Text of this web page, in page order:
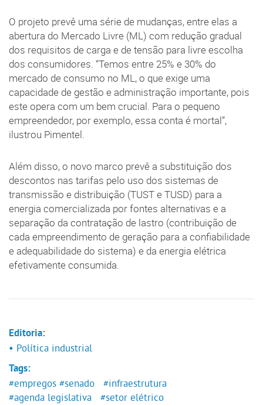
O projeto prevê uma série de mudanças, entre elas a
abertura do Mercado Livre (ML) com redução gradual
dos requisitos de carga e de tensão para livre escolha
dos consumidores. “Temos entre 25% e 30% do
mercado de consumo no ML, o que exige uma
capacidade de gestão e administração importante, pois
este opera com um bem crucial. Para o pequeno
empreendedor, por exemplo, essa conta é mortal”,
ilustrou Pimentel.
Além disso, o novo marco prevê a substituição dos
descontos nas tarifas pelo uso dos sistemas de
transmissão e distribuição (TUST e TUSD) para a
energia comercializada por fontes alternativas e a
separação da contratação de lastro (contribuição de
cada empreendimento de geração para a confiabilidade
e adequabilidade do sistema) e da energia elétrica
efetivamente consumida.
Editoria:
• Política industrial
Tags:
#empregos #senado
#infraestrutura
#agenda legislativa
#setor elétrico